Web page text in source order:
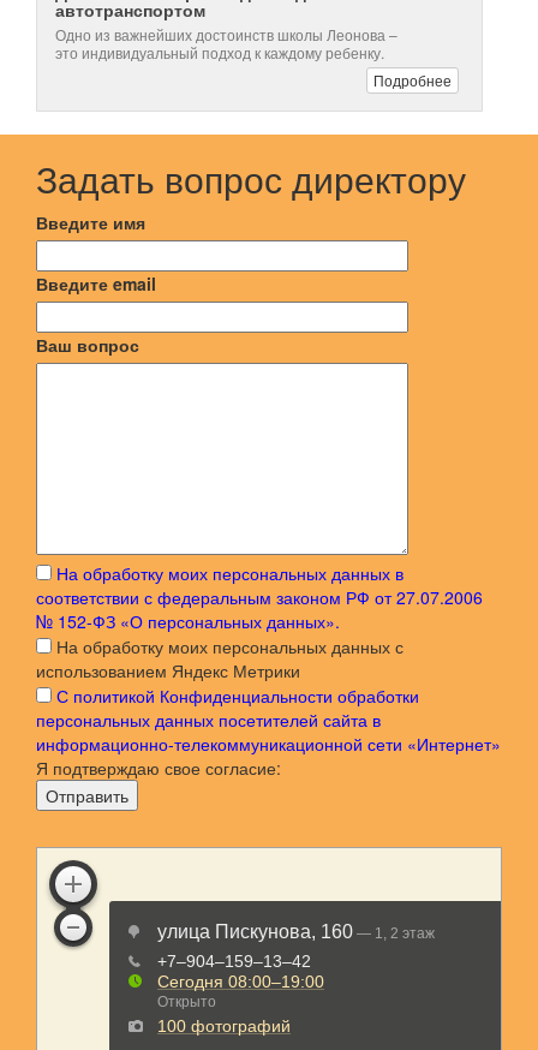
автотранспортом
Одно из важнейших достоинств школы Леонова –
это индивидуальный подход к каждому ребенку.
Подробнее
Задать вопрос директору
Введите имя
Введите email
Ваш вопрос
На обработку моих персональных данных в
соответствии с федеральным законом РФ от 27.07.2006
№ 152-ФЗ «О персональных данных».
На обработку моих персональных данных с
использованием Яндекс Метрики
С политикой Конфиденциальности обработки
персональных данных посетителей сайта в
информационно-телекоммуникационной сети «Интернет»
Я подтверждаю свое согласие:
Отправить